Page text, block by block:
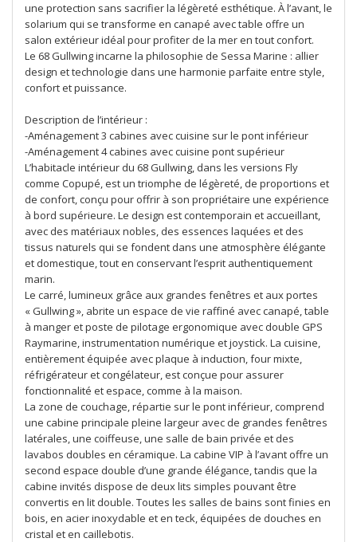
une protection sans sacrifier la légèreté esthétique. À l’avant, le
solarium qui se transforme en canapé avec table offre un
salon extérieur idéal pour profiter de la mer en tout confort.
Le 68 Gullwing incarne la philosophie de Sessa Marine : allier
design et technologie dans une harmonie parfaite entre style,
confort et puissance.
Description de l’intérieur :
-Aménagement 3 cabines avec cuisine sur le pont inférieur
-Aménagement 4 cabines avec cuisine pont supérieur
L’habitacle intérieur du 68 Gullwing, dans les versions Fly
comme Copupé, est un triomphe de légèreté, de proportions et
de confort, conçu pour offrir à son propriétaire une expérience
à bord supérieure. Le design est contemporain et accueillant,
avec des matériaux nobles, des essences laquées et des
tissus naturels qui se fondent dans une atmosphère élégante
et domestique, tout en conservant l’esprit authentiquement
marin.
Le carré, lumineux grâce aux grandes fenêtres et aux portes
« Gullwing », abrite un espace de vie raffiné avec canapé, table
à manger et poste de pilotage ergonomique avec double GPS
Raymarine, instrumentation numérique et joystick. La cuisine,
entièrement équipée avec plaque à induction, four mixte,
réfrigérateur et congélateur, est conçue pour assurer
fonctionnalité et espace, comme à la maison.
La zone de couchage, répartie sur le pont inférieur, comprend
une cabine principale pleine largeur avec de grandes fenêtres
latérales, une coiffeuse, une salle de bain privée et des
lavabos doubles en céramique. La cabine VIP à l’avant offre un
second espace double d’une grande élégance, tandis que la
cabine invités dispose de deux lits simples pouvant être
convertis en lit double. Toutes les salles de bains sont finies en
bois, en acier inoxydable et en teck, équipées de douches en
cristal et en caillebotis.